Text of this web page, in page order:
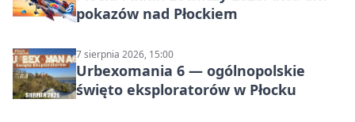
pokazów nad Płockiem
7 sierpnia 2026, 15:00
Urbexomania 6 — ogólnopolskie
święto eksploratorów w Płocku